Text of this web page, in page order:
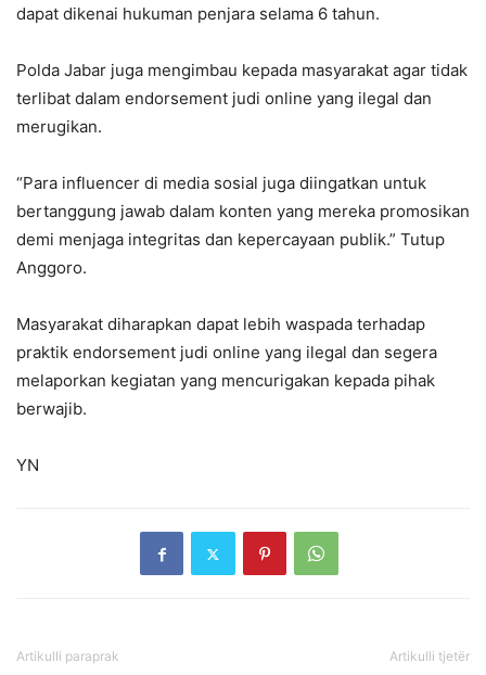
dapat dikenai hukuman penjara selama 6 tahun.
Polda Jabar juga mengimbau kepada masyarakat agar tidak
terlibat dalam endorsement judi online yang ilegal dan
merugikan.
“Para influencer di media sosial juga diingatkan untuk
bertanggung jawab dalam konten yang mereka promosikan
demi menjaga integritas dan kepercayaan publik.” Tutup
Anggoro.
Masyarakat diharapkan dapat lebih waspada terhadap
praktik endorsement judi online yang ilegal dan segera
melaporkan kegiatan yang mencurigakan kepada pihak
berwajib.
YN
Artikulli paraprak Artikulli tjetër